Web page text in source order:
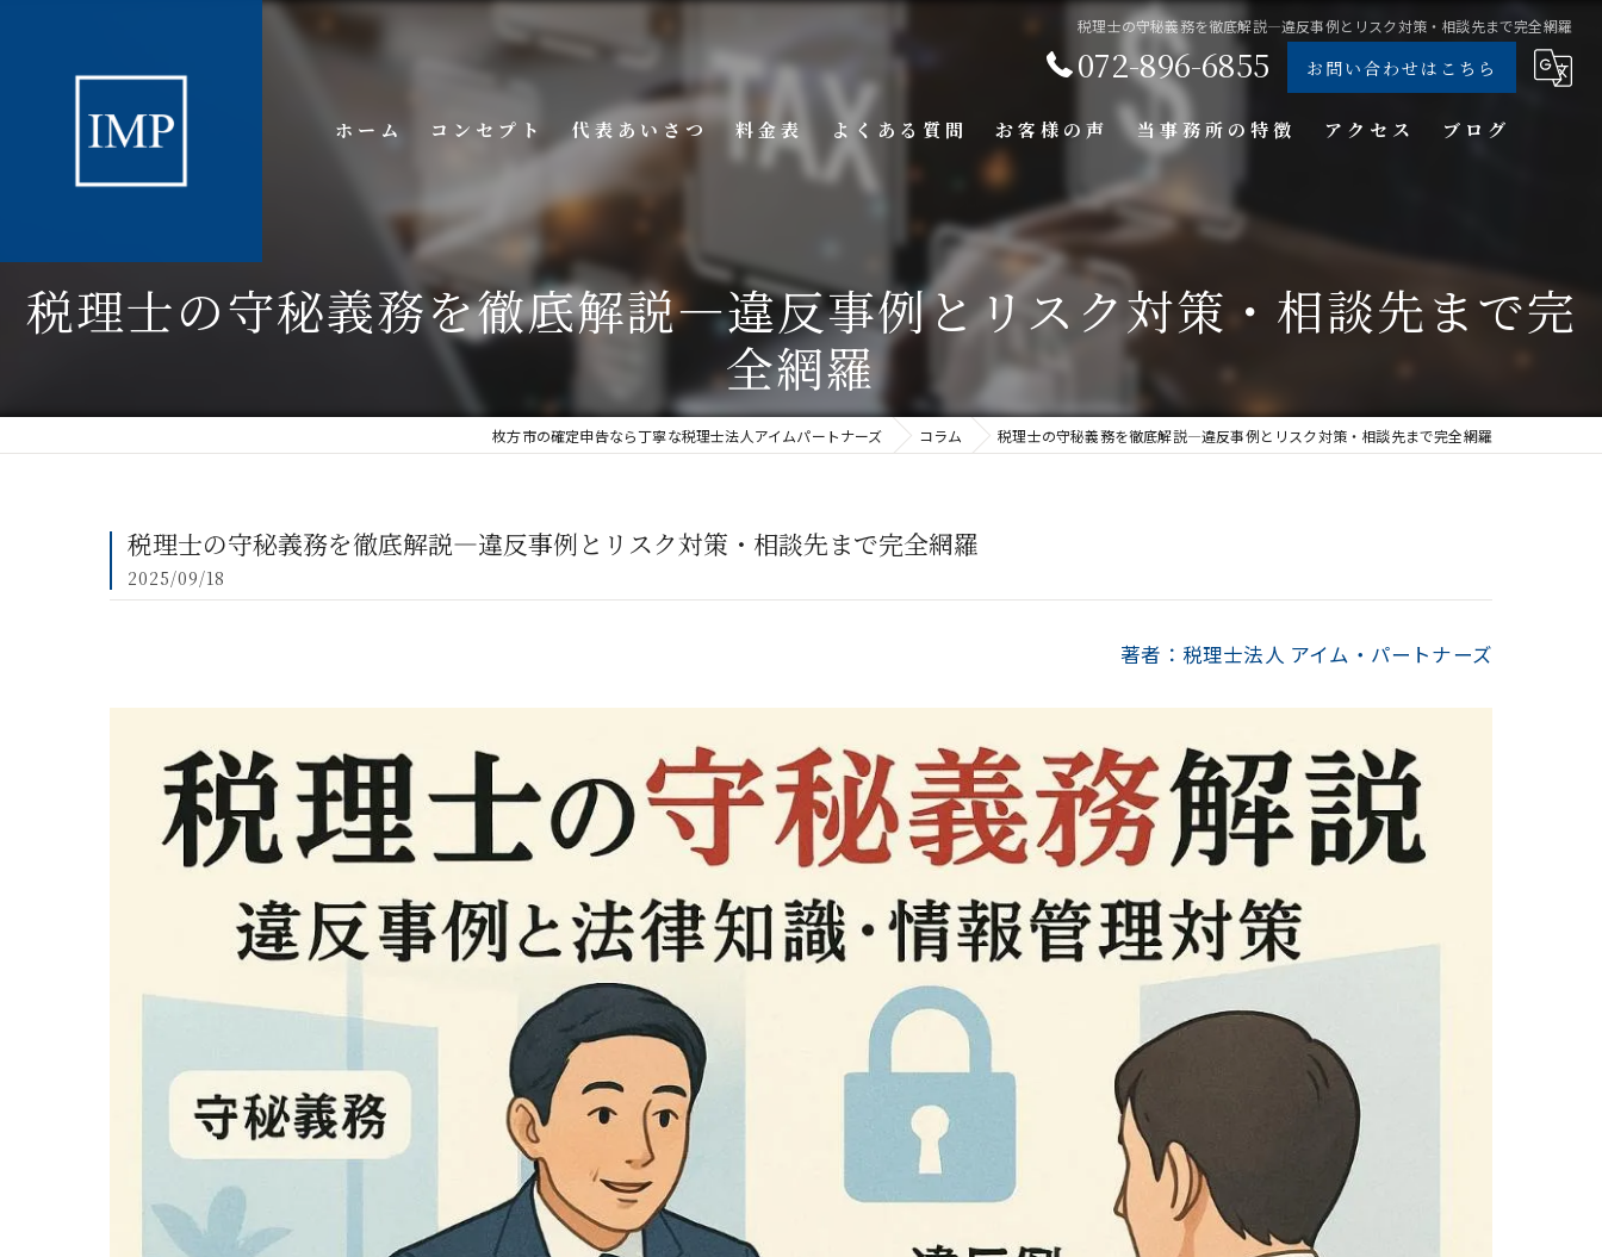
税理士の守秘義務を徹底解説―違反事例とリスク対策・相談先まで完全網羅
072-896-6855 お問い合わせはこちら
ホーム コンセプト 代表あいさつ 料金表 よくある質問 お客様の声 当事務所の特徴
個人
経営コンサル
会計事務所
アクセス ブログ
税理士の守秘義務を徹底解説―違反事例とリスク対策・相談先まで完
全網羅
枚方市の確定申告なら丁寧な税理士法人アイムパートナーズ コラム 税理士の守秘義務を徹底解説―違反事例とリスク対策・相談先まで完全網羅
税理士の守秘義務を徹底解説―違反事例とリスク対策・相談先まで完全網羅
2025/09/18
著者：税理士法人 アイム・パートナーズ